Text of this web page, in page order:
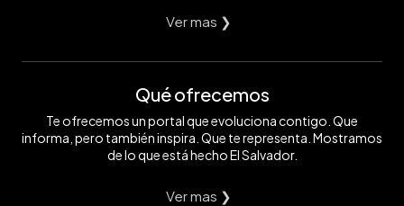
Ver mas ❯
Qué ofrecemos
Te ofrecemos un portal que evoluciona contigo. Que
informa, pero también inspira. Que te representa. Mostramos
de lo que está hecho El Salvador.
Ver mas ❯